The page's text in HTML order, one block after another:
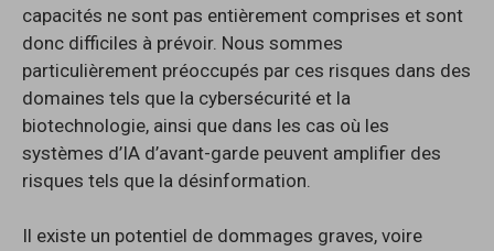
capacités ne sont pas entièrement comprises et sont
donc difficiles à prévoir. Nous sommes
particulièrement préoccupés par ces risques dans des
domaines tels que la cybersécurité et la
biotechnologie, ainsi que dans les cas où les
systèmes d’IA d’avant-garde peuvent amplifier des
risques tels que la désinformation.
Il existe un potentiel de dommages graves, voire